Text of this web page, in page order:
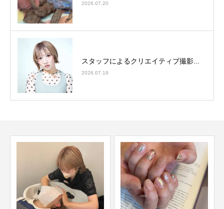
2026.07.20
スタッフによるクリエイティブ撮影...
2026.07.19